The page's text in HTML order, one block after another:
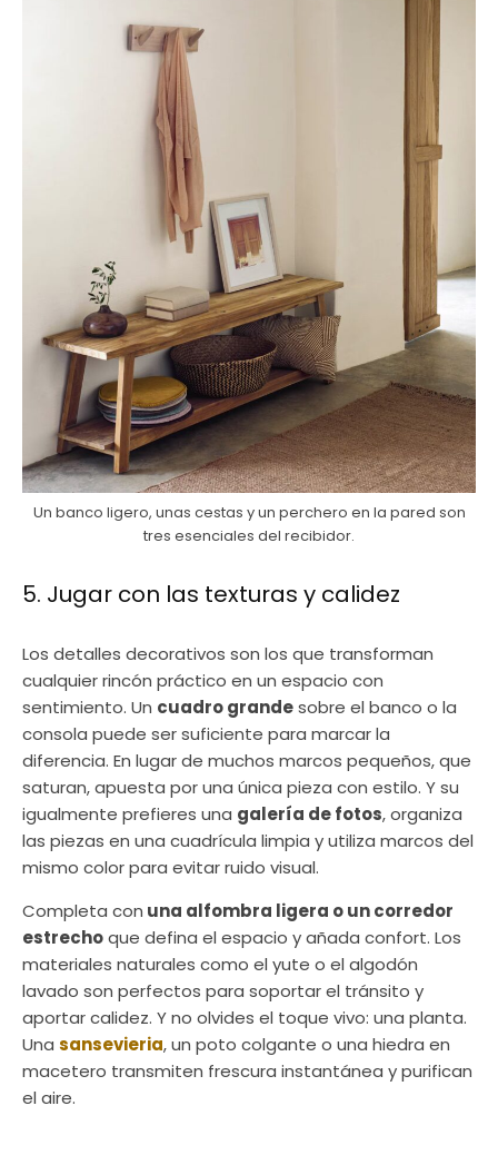
Un banco ligero, unas cestas y un perchero en la pared son
tres esenciales del recibidor.
5. Jugar con las texturas y calidez
Los detalles decorativos son los que transforman
cualquier rincón práctico en un espacio con
sentimiento. Un cuadro grandesobre el banco o la
consola puede ser suficiente para marcar la
diferencia. En lugar de muchos marcos pequeños, que
saturan, apuesta por una única pieza con estilo. Y su
igualmente prefieres una galería de fotos, organiza
las piezas en una cuadrícula limpia y utiliza marcos del
mismo color para evitar ruido visual.
Completa con una alfombra ligera o un corredor
estrechoque defina el espacio y añada confort. Los
materiales naturales como el yute o el algodón
lavado son perfectos para soportar el tránsito y
aportar calidez. Y no olvides el toque vivo: una planta.
Una sansevieria, un poto colgante o una hiedra en
macetero transmiten frescura instantánea y purifican
el aire.